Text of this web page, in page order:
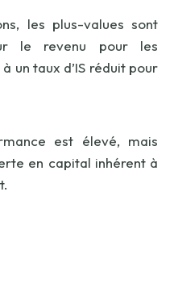
les plus-values sont
le revenu pour les
un taux d’IS réduit pour
est élevé, mais
en capital inhérent à